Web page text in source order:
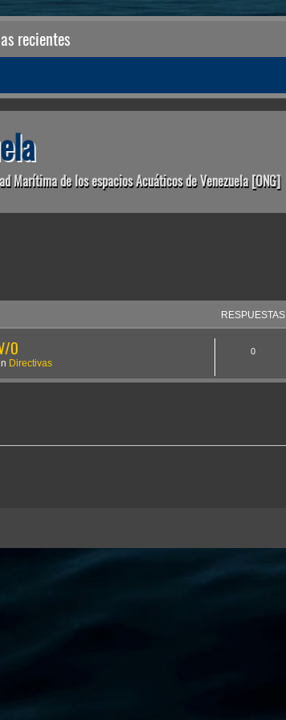
recientes
Marítima de los espacios Acuáticos de Venezuela [ONG]
RESPUESTAS
O
Directivas
0